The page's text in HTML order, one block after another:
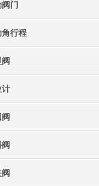
门
角行程
计